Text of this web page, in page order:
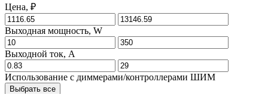
Цена, ₽
Выходная мощность, W
Выходной ток, A
Использование с диммерами/контроллерами ШИМ
Выбрать все